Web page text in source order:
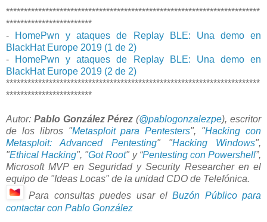
***********************************************************************
************************
-
HomePwn y ataques de Replay BLE: Una demo en
BlackHat Europe 2019 (1 de 2)
-
HomePwn y ataques de Replay BLE: Una demo en
BlackHat Europe 2019 (2 de 2)
***********************************************************************
************************
Autor: Pablo González Pérez(@pablogonzalezpe), escritor
de los libros "Metasploit para Pentesters", "Hacking con
Metasploit: Advanced Pentesting" "Hacking Windows",
"Ethical Hacking", "Got Root" y “Pentesting con Powershell”,
Microsoft MVP en Seguridad y Security Researcher en el
equipo de "Ideas Locas" de la unidad CDO de Telefónica.
Para consultas puedes usar elBuzón Público para
contactar con Pablo González